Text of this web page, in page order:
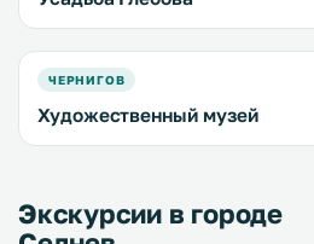
ЧЕРНИГОВ
Художественный музей
Экскурсии в городе